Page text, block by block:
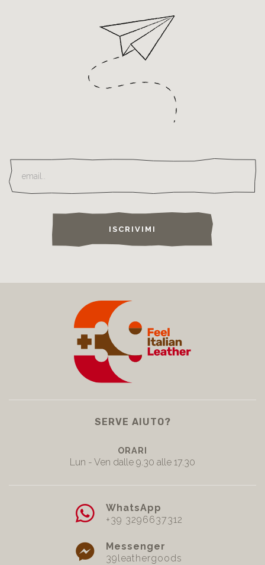
ISCRIVIMI
SERVE AIUTO?
ORARI
Lun - Ven dalle 9.30 alle 17.30
WhatsApp
+39 3296637312
Messenger
39leathergoods